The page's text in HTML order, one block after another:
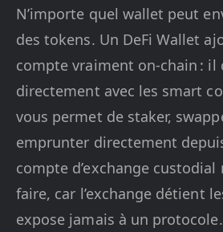
N’importe quel wallet peut
des tokens. Un DeFi Wallet
compte vraiment on-chain : il
directement avec les smart
vous permet de staker,
emprunter directement
compte d’exchange custodial
faire, car l’exchange détient
expose jamais à un protocole.